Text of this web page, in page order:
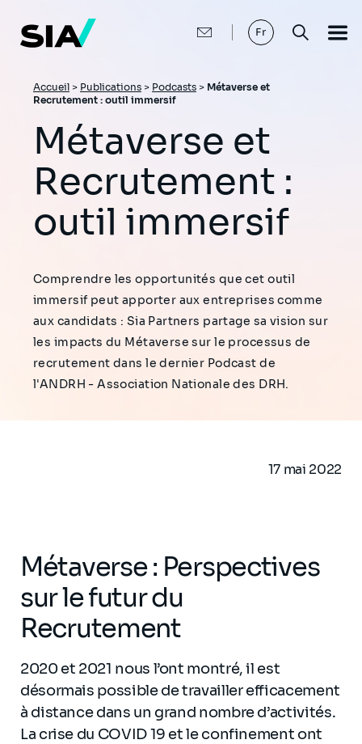
contenu
principal
Fr
Fil
Accueil > Publications > Podcasts > Métaverse et
Recrutement : outil immersif
Métaverse et
Recrutement :
outil immersif
Comprendre les opportunités que cet outil
immersif peut apporter aux entreprises comme
aux candidats : Sia Partners partage sa vision sur
les impacts du Métaverse sur le processus de
recrutement dans le dernier Podcast de
l'ANDRH - Association Nationale des DRH.
17 mai 2022
Métaverse : Perspectives
sur le futur du
Recrutement
2020 et 2021 nous l’ont montré, il est
désormais possible de travailler efficacement
à distance dans un grand nombre d’activités.
La crise du COVID 19 et le confinement ont